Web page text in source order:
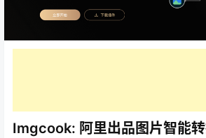
Imgcook: 阿里出品图片智能